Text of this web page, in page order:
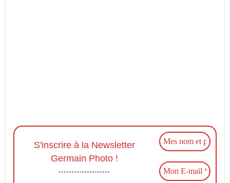
S'inscrire à la Newsletter
Germain Photo !